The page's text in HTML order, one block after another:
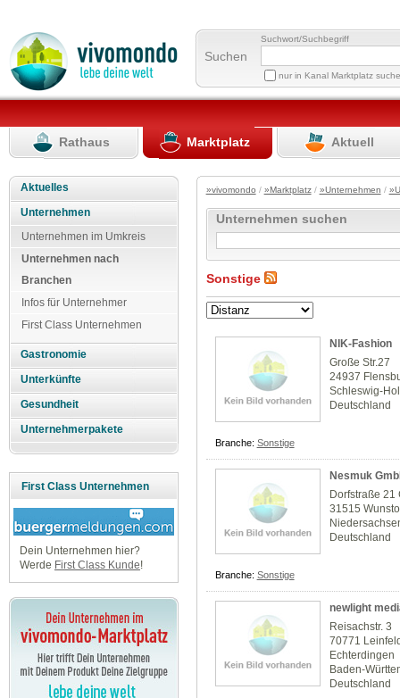
Suchen
Suchwort/Suchbegriff
nur in Kanal Marktplatz
Rathaus Marktplatz Aktuell
Aktuelles
Unternehmen
Unternehmen im Umkreis
Unternehmen nach
Branchen
Infos für Unternehmer
First Class Unternehmen
Gastronomie
Unterkünfte
Gesundheit
Unternehmerpakete
First Class Unternehmen
Dein Unternehmen hier?
Werde First Class Kunde!
»vivomondo / »Marktplatz/ »Unternehmen /
Unternehmen suchen
Sonstige
NIK-Fashion
Große Str.27
24937
Schleswig-
Deutschland
Branche: Sonstige
Nesmuk
Dorfstraße 21
31515
Deutschland
Branche: Sonstige
newlight
Reisachstr. 3
70771
Echterdingen
Baden-
Deutschland